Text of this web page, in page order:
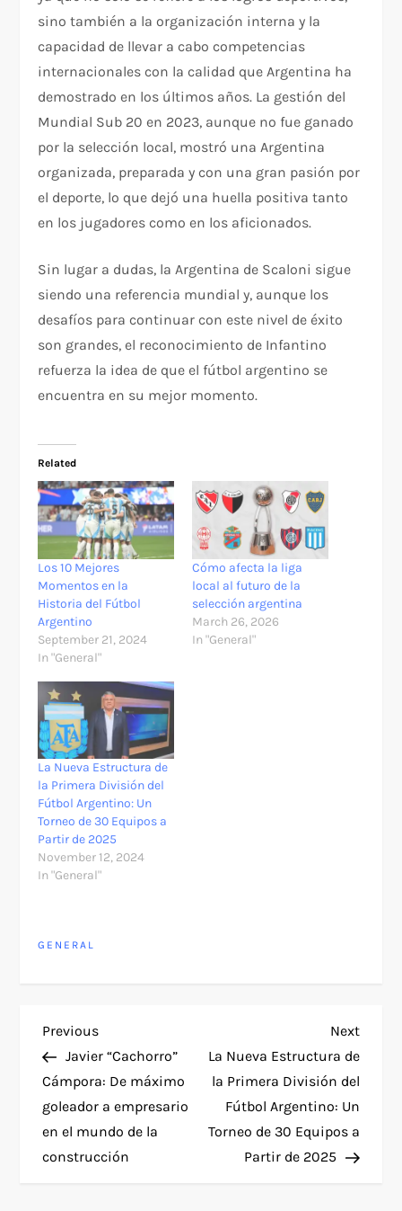
sino también a la organización interna y la
capacidad de llevar a cabo competencias
internacionales con la calidad que Argentina ha
demostrado en los últimos años. La gestión del
Mundial Sub 20 en 2023, aunque no fue ganado
por la selección local, mostró una Argentina
organizada, preparada y con una gran pasión por
el deporte, lo que dejó una huella positiva tanto
en los jugadores como en los aficionados.
Sin lugar a dudas, la Argentina de Scaloni sigue
siendo una referencia mundial y, aunque los
desafíos para continuar con este nivel de éxito
son grandes, el reconocimiento de Infantino
refuerza la idea de que el fútbol argentino se
encuentra en su mejor momento.
Related
Los 10 Mejores
Momentos en la
Historia del Fútbol
Argentino
September 21, 2024
In "General"
Cómo afecta la liga
local al futuro de la
selección argentina
March 26, 2026
In "General"
La Nueva Estructura de
la Primera División del
Fútbol Argentino: Un
Torneo de 30 Equipos a
Partir de 2025
November 12, 2024
In "General"
GENERAL
P
o
s
t
Previous
Post
Previous
Javier “Cachorro”
Cámpora: De máximo
goleador a empresario
en el mundo de la
construcción
Next
Post
Next
La Nueva Estructura de
la Primera División del
Fútbol Argentino: Un
Torneo de 30 Equipos a
Partir de 2025